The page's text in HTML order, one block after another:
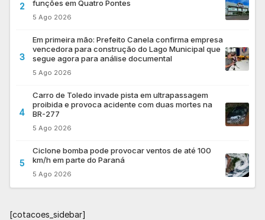
2
funções em Quatro Pontes
5 Ago 2026
3
Em primeira mão: Prefeito Canela confirma empresa
vencedora para construção do Lago Municipal que
segue agora para análise documental
5 Ago 2026
4
Carro de Toledo invade pista em ultrapassagem
proibida e provoca acidente com duas mortes na
BR-277
5 Ago 2026
5
Ciclone bomba pode provocar ventos de até 100
km/h em parte do Paraná
5 Ago 2026
[cotacoes_sidebar]